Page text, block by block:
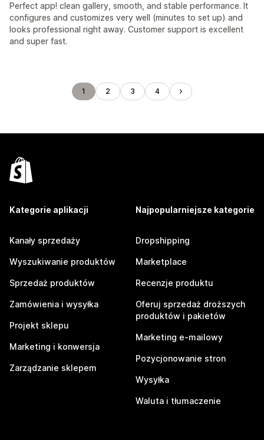
Perfect app! clean gallery, smooth, and stable performance. It
configures and customizes very well (minutes to set up) and
looks professional right away. Customer support is excellent
and super fast.
1 2 3 4
Kategorie aplikacji
Kanały sprzedaży
Wyszukiwanie produktów
Sprzedaż produktów
Zamówienia i wysyłka
Projekt sklepu
Marketing i konwersja
Zarządzanie sklepem
Najpopularniejsze kategorie
Dropshipping
Marketplace
Recenzje produktu
Oferuj sprzedaż droższych
produktów i pakietów
Marketing e-mailowy
Pozycjonowanie stron
Wysyłka
Waluta i tłumaczenie